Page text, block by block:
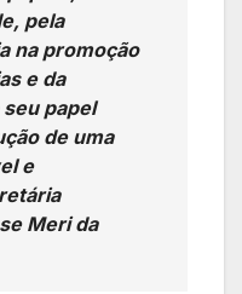
pela
na promoção
e da
papel
de uma
e
Meri da